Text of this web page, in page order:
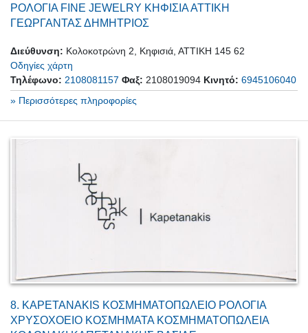
ΡΟΛΟΓΙΑ FINE JEWELRY ΚΗΦΙΣΙΑ ΑΤΤΙΚΗ
ΓΕΩΡΓΑΝΤΑΣ ΔΗΜΗΤΡΙΟΣ
Διεύθυνση: Κολοκοτρώνη 2, Κηφισιά, ΑΤΤΙΚΗ 145 62
Οδηγίες χάρτη
Τηλέφωνο: 2108081157 Φαξ: 2108019094 Κινητό: 6945106040
» Περισσότερες πληροφορίες
8. KAPETANAKIS ΚΟΣΜΗΜΑΤΟΠΩΛΕΙΟ ΡΟΛΟΓΙΑ
ΧΡΥΣΟΧΟΕΙΟ ΚΟΣΜΗΜΑΤΑ ΚΟΣΜΗΜΑΤΟΠΩΛΕΙΑ